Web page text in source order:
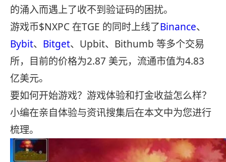
的涌入而遇上了收不到验证码的困扰。
游戏币$NXPC 在TGE 的同时上线了Binance、
Bybit、 Bitget、Upbit、Bithumb 等多个交易
所，目前的价格为2.87 美元，流通市值为4.83
亿美元。
要如何开始游戏？游戏体验和打金收益怎么样？
小编在亲自体验与资讯搜集后在本文中为您进行
梳理。